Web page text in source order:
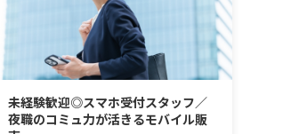
未経験歓迎◎スマホ受付スタッフ／
夜職のコミュ力が活きるモバイル販